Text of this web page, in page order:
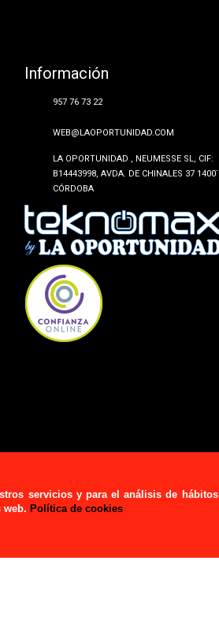
servicios y para el análisis de
web. Política de cookies
Información
957 76 73 22
WEB@LAOPORTUNIDAD.COM
LA OPORTUNIDAD , NEUMESSE SL, CIF:
B14443998, AVDA. DE CHINALES 37 14007
CÓRDOBA